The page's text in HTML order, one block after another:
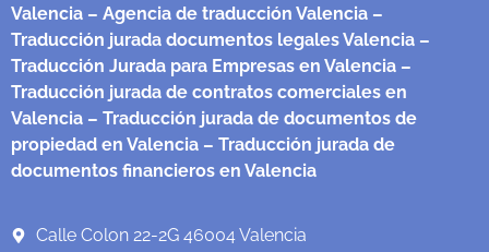
Valencia – Agencia de traducción Valencia –
Traducción jurada documentos legales Valencia –
Traducción Jurada para Empresas en Valencia –
Traducción jurada de contratos comerciales en
Valencia – Traducción jurada de documentos de
propiedad en Valencia – Traducción jurada de
documentos financieros en Valencia
Calle Colon 22-2G 46004 Valencia